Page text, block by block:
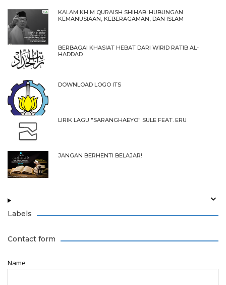
KALAM KH M QURAISH SHIHAB: HUBUNGAN
KEMANUSIAAN, KEBERAGAMAN, DAN ISLAM
BERBAGAI KHASIAT HEBAT DARI WIRID RATIB AL-
HADDAD
DOWNLOAD LOGO ITS
LIRIK LAGU "SARANGHAEYO" SULE FEAT. ERU
JANGAN BERHENTI BELAJAR!
Labels
Contact form
Name